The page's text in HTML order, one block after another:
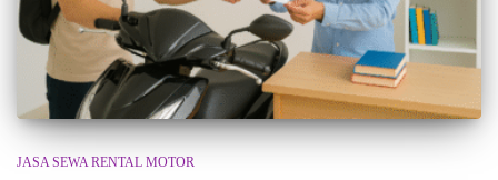
JASA SEWA RENTAL MOTOR